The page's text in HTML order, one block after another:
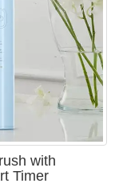
with
Timer